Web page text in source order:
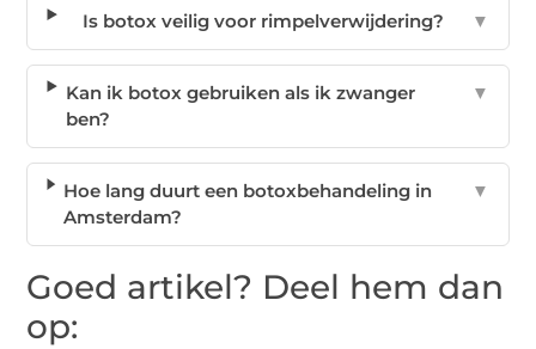
Is botox veilig voor rimpelverwijdering? ▼
Kan ik botox gebruiken als ik zwanger
ben?
▼
Hoe lang duurt een botoxbehandeling in
Amsterdam?
▼
Goed artikel? Deel hem dan
op: